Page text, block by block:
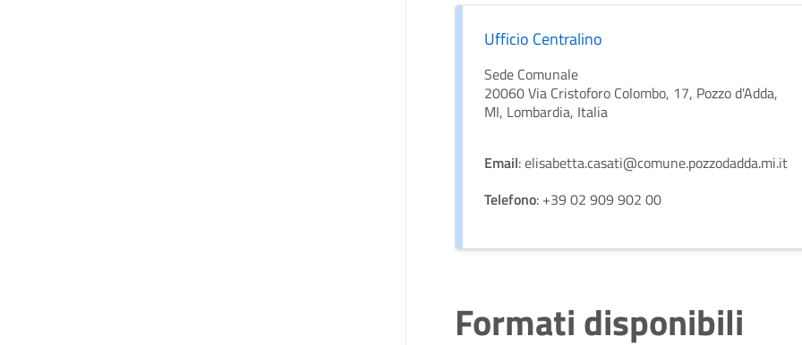
Ufficio Centralino
Sede Comunale
20060 Via Cristoforo Colombo, 17, Pozzo d'Adda,
MI, Lombardia, Italia
Email: elisabetta.casati@comune.pozzodadda.mi.it
Telefono: +39 02 909 902 00
Formati disponibili